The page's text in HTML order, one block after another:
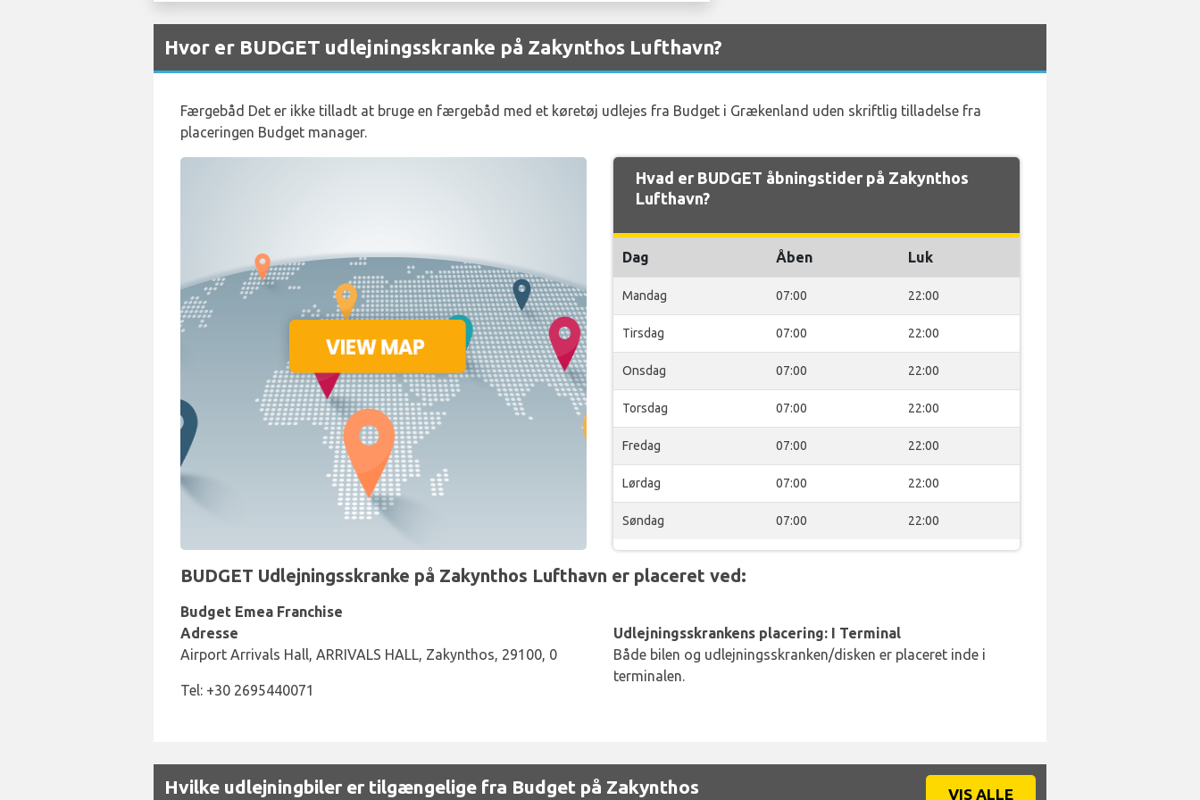
Hvor er BUDGET udlejningsskranke på Zakynthos Lufthavn?
Færgebåd Det er ikke tilladt at bruge en færgebåd med et køretøj udlejes fra Budget i Grækenland uden skriftlig tilladelse fra
placeringen Budget manager.
Hvad er BUDGET åbningstider på Zakynthos
Lufthavn?
Dag Åben Luk
Mandag 07:00 22:00
Tirsdag 07:00 22:00
Onsdag 07:00 22:00
Torsdag 07:00 22:00
Fredag 07:00 22:00
Lørdag 07:00 22:00
Søndag 07:00 22:00
BUDGET Udlejningsskranke på Zakynthos Lufthavn er placeret ved:
Budget Emea Franchise
Adresse
Airport Arrivals Hall, ARRIVALS HALL, Zakynthos, 29100, 0
Tel: +30 2695440071
Udlejningsskrankens placering: I Terminal
Både bilen og udlejningsskranken/disken er placeret inde i
terminalen.
Hvilke udlejningbiler er tilgængelige fra Budget på Zakynthos
VIS ALLE